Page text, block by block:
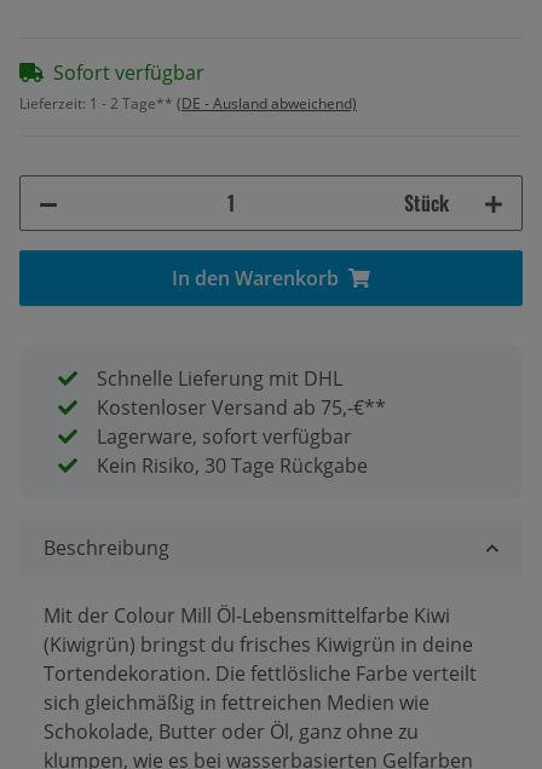
Sofort verfügbar
Lieferzeit: 1 - 2 Tage** (DE - Ausland abweichend)
Stück
In den Warenkorb
Schnelle Lieferung mit DHL
Kostenloser Versand ab 75,-€**
Lagerware, sofort verfügbar
Kein Risiko, 30 Tage Rückgabe
Beschreibung
Mit der Colour Mill Öl-Lebensmittelfarbe Kiwi
(Kiwigrün) bringst du frisches Kiwigrün in deine
Tortendekoration. Die fettlösliche Farbe verteilt
sich gleichmäßig in fettreichen Medien wie
Schokolade, Butter oder Öl, ganz ohne zu
klumpen, wie es bei wasserbasierten Gelfarben